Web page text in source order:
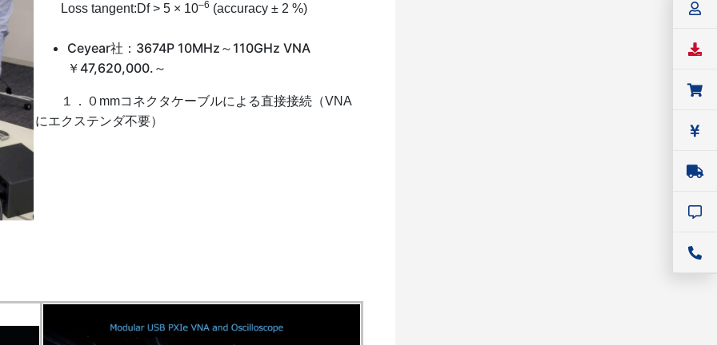
Loss tangent:Df > 5 × 10–6 (accuracy ± 2 %)
Ceyear社：3674P 10MHz～110GHz VNA
￥47,620,000.～
１．０mmコネクタケーブルによる直接接続（VNA
にエクステンダ不要）